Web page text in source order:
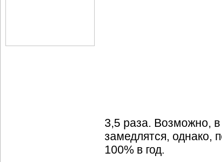
3,5 раза. Возможно,
замедлятся, однако,
100% в год.